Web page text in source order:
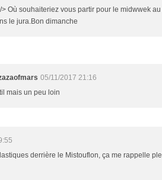
> Où souhaiteriez vous partir pour le midwwek
le jura.Bon dimanche
05/11/2017 21:16
mais un peu loin
derrière le Mistouflon, ça me rappelle